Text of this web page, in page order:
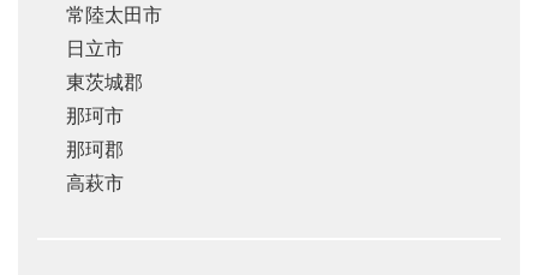
常陸太田市
日立市
東茨城郡
那珂市
那珂郡
高萩市